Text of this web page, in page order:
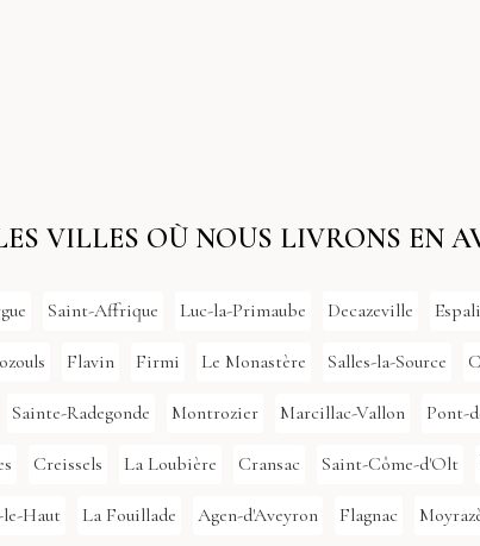
VILLES OÙ NOUS LIVRONS EN
Saint-Affrique Luc-la-Primaube Decazeville
Flavin Firmi Le Monastère Salles-la-Source
Sainte-Radegonde Montrozier Marcillac-Vallon Pont-
Creissels La Loubière Cransac Saint-Côme-d'Olt
Haut La Fouillade Agen-d'Aveyron Flagnac